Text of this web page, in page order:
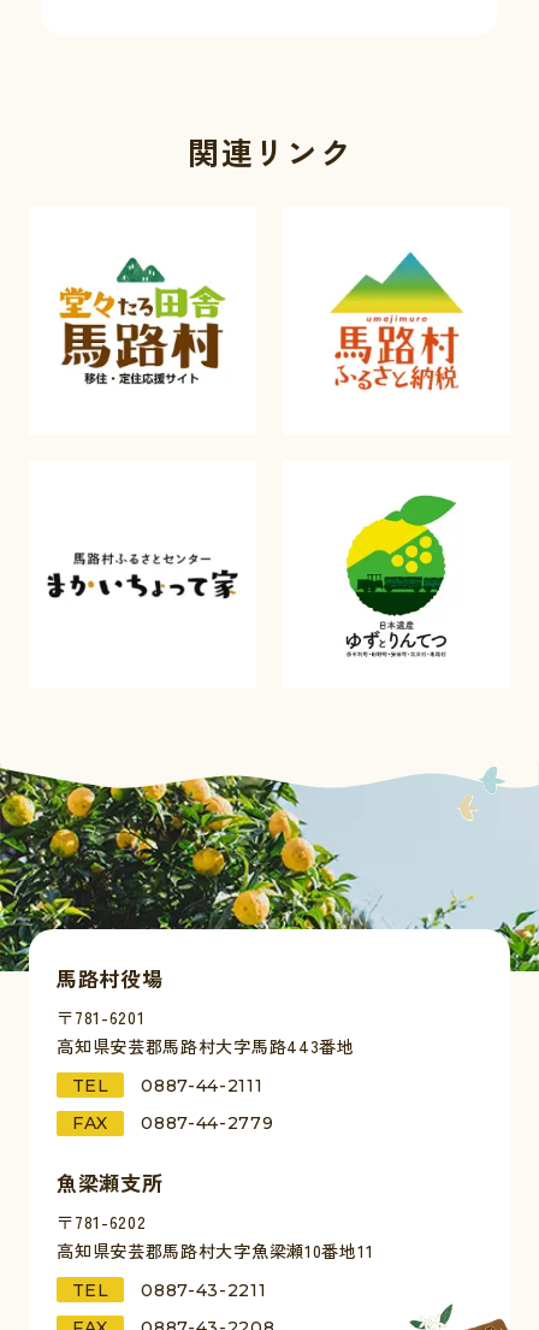
関連リンク
馬路村役場
〒781-6201
高知県安芸郡馬路村大字馬路443番地
TEL
0887-44-2111
FAX
0887-44-2779
魚梁瀬支所
〒781-6202
高知県安芸郡馬路村大字魚梁瀬10番地11
TEL
0887-43-2211